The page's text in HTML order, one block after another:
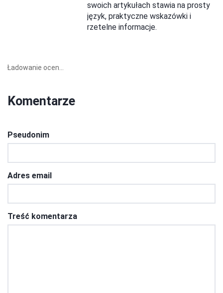
swoich artykułach stawia na prosty
język, praktyczne wskazówki i
rzetelne informacje.
Ładowanie ocen...
Komentarze
Pseudonim
Adres email
Treść komentarza